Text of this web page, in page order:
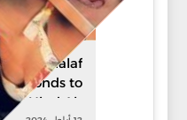
Badr Khalaf
Responds to
Hind Al-